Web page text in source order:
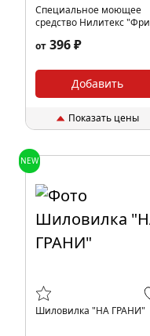
Специальное моющее
средство Нилитекс "Фри
от 396 ₽
Добавить
Показать цены
NEW
Шиловилка "НА ГРАНИ"